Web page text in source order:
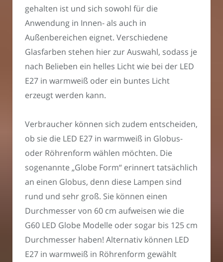
gehalten ist und sich sowohl für die
Anwendung in Innen- als auch in
Außenbereichen eignet. Verschiedene
Glasfarben stehen hier zur Auswahl, sodass je
nach Belieben ein helles Licht wie bei der LED
E27 in warmweiß oder ein buntes Licht
erzeugt werden kann.
Verbraucher können sich zudem entscheiden,
ob sie die LED E27 in warmweiß in Globus-
oder Röhrenform wählen möchten. Die
sogenannte „Globe Form“ erinnert tatsächlich
an einen Globus, denn diese Lampen sind
rund und sehr groß. Sie können einen
Durchmesser von 60 cm aufweisen wie die
G60 LED Globe Modelle oder sogar bis 125 cm
Durchmesser haben! Alternativ können LED
E27 in warmweiß in Röhrenform gewählt